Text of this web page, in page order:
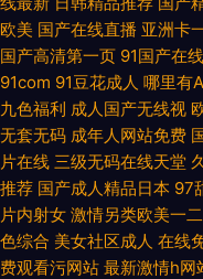
欧美 国产在线直播 亚洲卡
国产高清第一页 91国产在
91com 91豆花成人 哪里有
九色福利 成人国产无线视
无套无码 成年人网站免费
片在线 三级无码在线天堂
推荐 国产成人精品日本 97
片内射女 激情另类欧美一二
色综合 美女社区成人 在线
费观看污网站 最新激情h网